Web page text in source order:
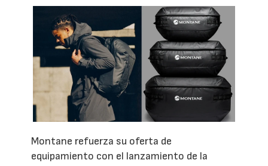
Montane refuerza su oferta de
equipamiento con el lanzamiento de la